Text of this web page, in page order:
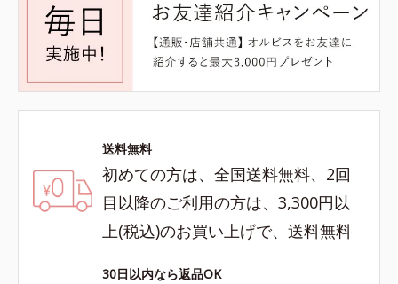
送料無料
初めての方は、全国送料無料、2回
目以降のご利用の方は、3,300円以
上(税込)のお買い上げで、送料無料
30日以内なら返品OK